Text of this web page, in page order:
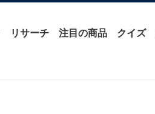
リサーチ 注目の商品 クイズ